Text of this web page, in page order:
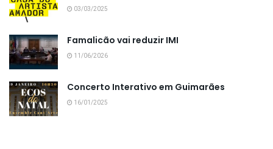
03/03/2025
Famalicão vai reduzir IMI
11/06/2026
Concerto Interativo em Guimarães
16/01/2025